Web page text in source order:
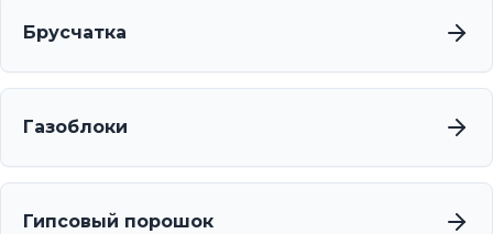
Брусчатка
Газоблоки
Гипсовый порошок